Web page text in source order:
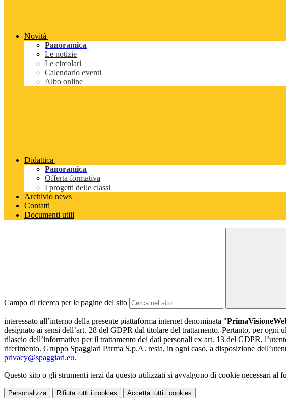
Novità
Panoramica
Le notizie
Le circolari
Calendario eventi
Albo online
Didattica
Panoramica
Offerta formativa
I progetti delle classi
Archivio news
Contatti
Documenti utili
Campo di ricerca per le pagine del sito
interessato all’interno della presente piattaforma internet denominata "
designato ai sensi dell’art. 28 del GDPR dal titolare del trattamento. Pertanto, per
rilascio dell’informativa per il trattamento dei dati personali ex art. 13 del GDPR,
riferimento. Gruppo Spaggiari Parma S.p.A. resta, in ogni caso, a disposizione
privacy@spaggiari.eu.
Questo sito o gli strumenti terzi da questo utilizzati si avvalgono di cookie necessari al
Personalizza Rifiuta tutti i cookies Accetta tutti i cookies